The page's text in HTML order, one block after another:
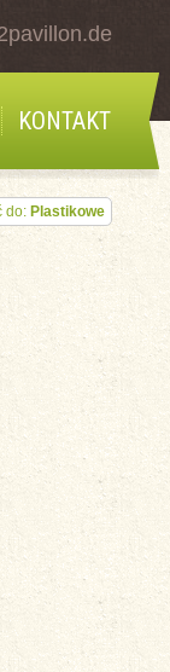
KONTAKT
do: Plastikowe